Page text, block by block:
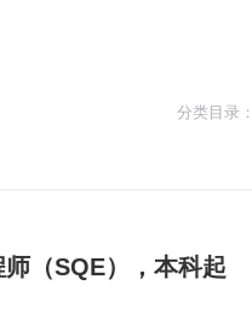
分类目录：
（SQE），本科起